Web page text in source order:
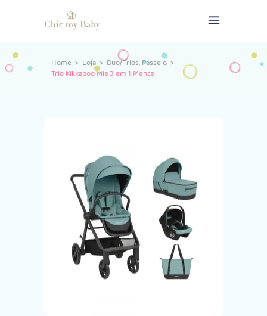
Home > Loja> Duo/Trios,Passeio >
Trio Kikkaboo Mia 3 em 1 Menta